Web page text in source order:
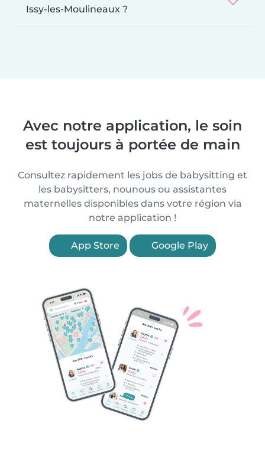
Issy-les-Moulineaux ?
Avec notre application, le soin
est toujours à portée de main
Consultez rapidement les jobs de babysitting et
les babysitters, nounous ou assistantes
maternelles disponibles dans votre région via
notre application !
App Store Google Play